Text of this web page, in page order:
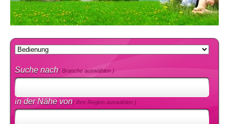
Suche nach( Branche auswählen )
in der Nähe von( Ihre Region auswählen )